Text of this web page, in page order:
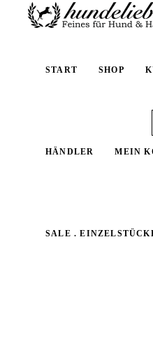
START SHOP
HÄNDLER MEIN
SALE .